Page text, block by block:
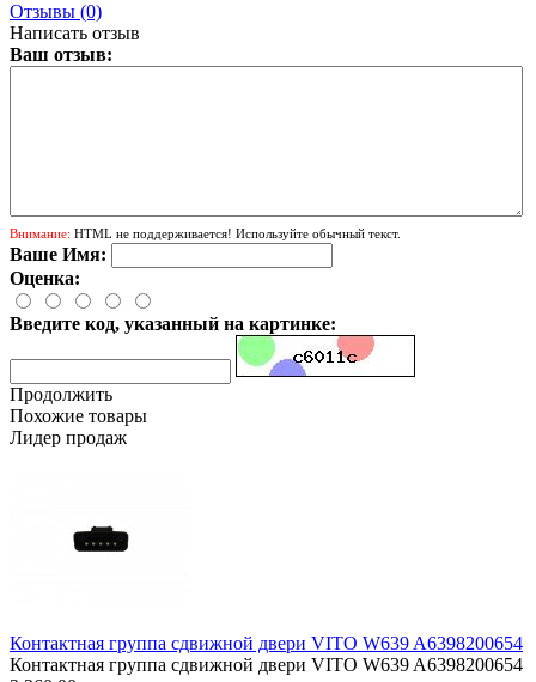
Отзывы (0)
Написать отзыв
Ваш отзыв:
Внимание: HTML не поддерживается! Используйте обычный текст.
Ваше Имя:
Оценка:
Введите код, указанный на картинке:
Продолжить
Похожие товары
Лидер продаж
Контактная группа сдвижной двери VITO W639 A6398200654
Контактная группа сдвижной двери VITO W639 A6398200654